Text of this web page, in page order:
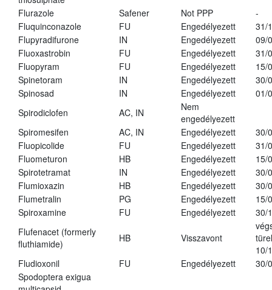
Flurazole
Safener Not PPP
-
Fluquinconazole
FU Engedélyezett
31/
Flupyradifurone
IN Engedélyezett
09/
Fluoxastrobin
FU Engedélyezett
31/
Fluopyram
FU Engedélyezett
15/
Spinetoram
IN Engedélyezett
30/
Spinosad
IN Engedélyezett
01/
Spirodiclofen
AC, IN
Nem
engedélyezett
Spiromesifen
AC, IN Engedélyezett
30/
Fluopicolide
FU Engedélyezett
31/
Fluometuron
HB Engedélyezett
15/
Spirotetramat
IN Engedélyezett
30/
Flumioxazin
HB Engedélyezett
30/
Flumetralin
PG Engedélyezett
15/
Spiroxamine
FU Engedélyezett
30/
Flufenacet (formerly
fluthiamide)
HB Visszavont
10/
Fludioxonil
FU Engedélyezett
30/
Spodoptera exigua